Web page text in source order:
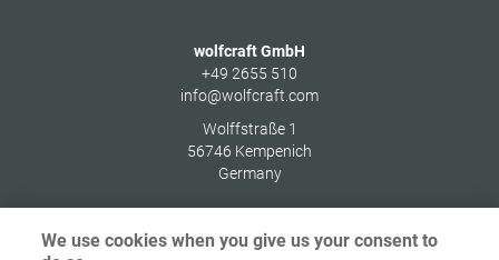
wolfcraft GmbH
+49 2655 510
info@wolfcraft.com
Wolffstraße 1
56746 Kempenich
Germany
We use cookies when you give us your consent to